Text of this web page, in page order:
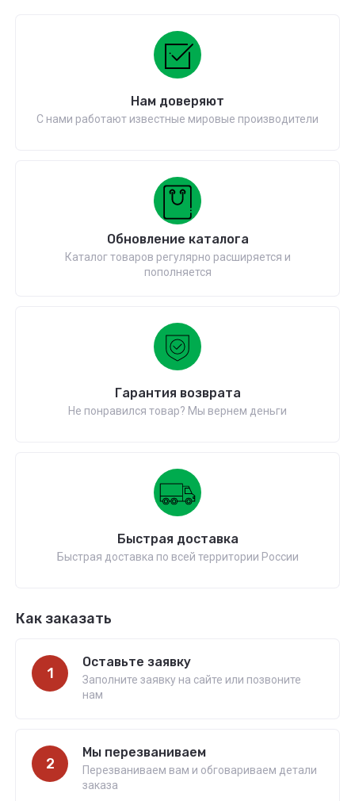
Нам доверяют
С нами работают известные мировые производители
Обновление каталога
Каталог товаров регулярно расширяется и
пополняется
Гарантия возврата
Не понравился товар? Мы вернем деньги
Быстрая доставка
Быстрая доставка по всей территории России
Как заказать
1
Оставьте заявку
Заполните заявку на сайте или позвоните
нам
2
Мы перезваниваем
Перезваниваем вам и обговариваем детали
заказа